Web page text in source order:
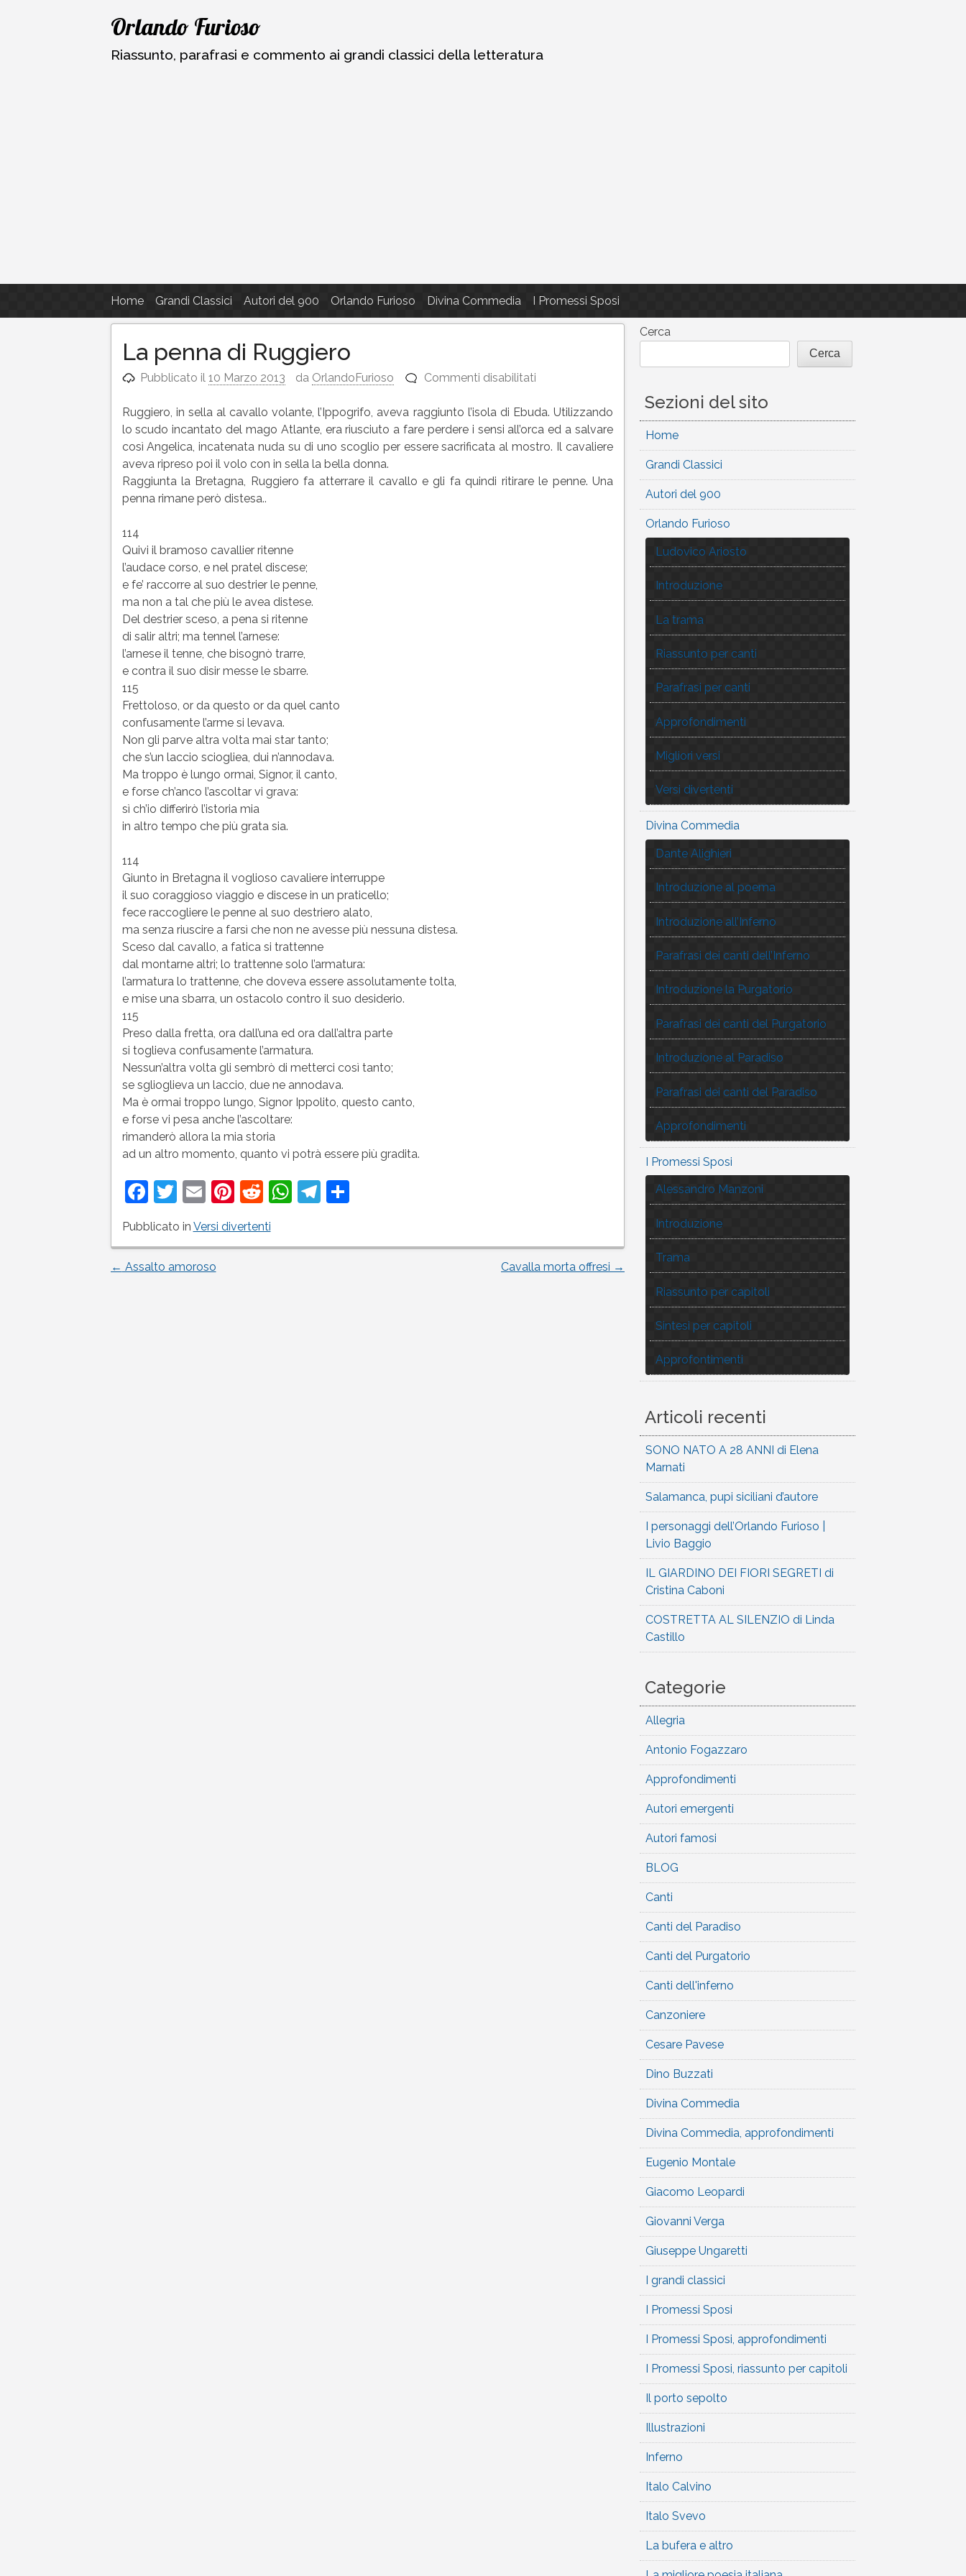
Vai
al
contenuto
Orlando Furioso
Riassunto, parafrasi e commento ai grandi classici della letteratura
Home Grandi Classici Autori del 900 Orlando Furioso Divina Commedia I Promessi Sposi
La penna di Ruggiero
Pubblicato il10 Marzo 2013 da OrlandoFurioso Commenti disabilitatisu
penna
di
Ruggiero
Ruggiero, in sella al cavallo volante, l’Ippogrifo, aveva raggiunto l’isola di Ebuda. Utilizzando
lo scudo incantato del mago Atlante, era riusciuto a fare perdere i sensi all’orca ed a salvare
così Angelica, incatenata nuda su di uno scoglio per essere sacrificata al mostro. Il cavaliere
aveva ripreso poi il volo con in sella la bella donna.
Raggiunta la Bretagna, Ruggiero fa atterrare il cavallo e gli fa quindi ritirare le penne. Una
penna rimane però distesa..
114
Quivi il bramoso cavallier ritenne
l’audace corso, e nel pratel discese;
e fe’ raccorre al suo destrier le penne,
ma non a tal che più le avea distese.
Del destrier sceso, a pena si ritenne
di salir altri; ma tennel l’arnese:
l’arnese il tenne, che bisognò trarre,
e contra il suo disir messe le sbarre.
115
Frettoloso, or da questo or da quel canto
confusamente l’arme si levava.
Non gli parve altra volta mai star tanto;
che s’un laccio sciogliea, dui n’annodava.
Ma troppo è lungo ormai, Signor, il canto,
e forse ch’anco l’ascoltar vi grava:
sì ch’io differirò l’istoria mia
in altro tempo che più grata sia.
114
Giunto in Bretagna il voglioso cavaliere interruppe
il suo coraggioso viaggio e discese in un praticello;
fece raccogliere le penne al suo destriero alato,
ma senza riuscire a farsì che non ne avesse più nessuna distesa.
Sceso dal cavallo, a fatica si trattenne
dal montarne altri; lo trattenne solo l’armatura:
l’armatura lo trattenne, che doveva essere assolutamente tolta,
e mise una sbarra, un ostacolo contro il suo desiderio.
115
Preso dalla fretta, ora dall’una ed ora dall’altra parte
si toglieva confusamente l’armatura.
Nessun’altra volta gli sembrò di metterci così tanto;
se sglioglieva un laccio, due ne annodava.
Ma è ormai troppo lungo, Signor Ippolito, questo canto,
e forse vi pesa anche l’ascoltare:
rimanderò allora la mia storia
ad un altro momento, quanto vi potrà essere più gradita.
Facebook
Twitter
EmailPinterest
Reddit
WhatsApp
Telegram
Condividi
Pubblicato in Versi divertenti
Navigazione
← Assalto amoroso Cavalla morta offresi →
Cerca
Cerca
Sezioni del sito
Home
Grandi Classici
Autori del 900
Orlando Furioso
Ludovico Ariosto
Introduzione
La trama
Riassunto per canti
Parafrasi per canti
Approfondimenti
Migliori versi
Versi divertenti
Divina Commedia
Dante Alighieri
Introduzione al poema
Introduzione all’Inferno
Parafrasi dei canti dell’Inferno
Introduzione la Purgatorio
Parafrasi dei canti del Purgatorio
Introduzione al Paradiso
Parafrasi dei canti del Paradiso
Approfondimenti
I Promessi Sposi
Alessandro Manzoni
Introduzione
Trama
Riassunto per capitoli
Sintesi per capitoli
Approfontimenti
Articoli recenti
SONO NATO A 28 ANNI di Elena
Marnati
Salamanca, pupi siciliani d’autore
I personaggi dell’Orlando Furioso |
Livio Baggio
IL GIARDINO DEI FIORI SEGRETI di
Cristina Caboni
COSTRETTA AL SILENZIO di Linda
Castillo
Categorie
Allegria
Antonio Fogazzaro
Approfondimenti
Autori emergenti
Autori famosi
BLOG
Canti
Canti del Paradiso
Canti del Purgatorio
Canti dell'inferno
Canzoniere
Cesare Pavese
Dino Buzzati
Divina Commedia
Divina Commedia, approfondimenti
Eugenio Montale
Giacomo Leopardi
Giovanni Verga
Giuseppe Ungaretti
I grandi classici
I Promessi Sposi
I Promessi Sposi, approfondimenti
I Promessi Sposi, riassunto per capitoli
Il porto sepolto
Illustrazioni
Inferno
Italo Calvino
Italo Svevo
La bufera e altro